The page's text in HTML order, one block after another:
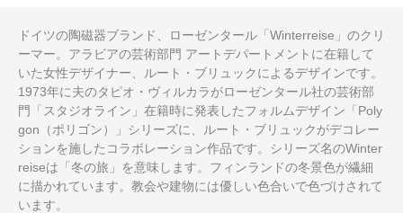
ドイツの陶磁器ブランド、ローゼンタール「Winterreise」のクリ
ーマー。アラビアの芸術部門 アートデパートメントに在籍して
いた女性デザイナー、ルート・ブリュックによるデザインです。
1973年に夫のタピオ・ヴィルカラがローゼンタール社の芸術部
門「スタジオライン」在籍時に発表したフォルムデザイン「Poly
gon（ポリゴン）」シリーズに、ルート・ブリュックがデコレー
ションを施したコラボレーション作品です。シリーズ名のWinter
reiseは「冬の旅」を意味します。フィンランドの冬景色が繊細
に描かれています。教会や建物には優しい色合いで色づけされて
います。